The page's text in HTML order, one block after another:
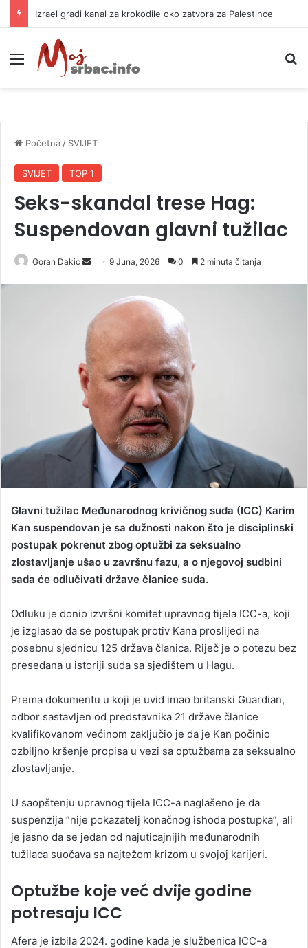
Izrael gradi kanal za krokodile oko zatvora za Palestince
Meni
Početna / SVIJET
SVIJET TOP 1
Seks-skandal trese Hag:
Suspendovan glavni tužilac
Goran Dakic
a
e
m
l
9 Juna, 2026 0 2 minuta čitanja
Glavni tužilac Međunarodnog krivičnog suda (ICC) Karim
Kan suspendovan je sa dužnosti nakon što je disciplinski
postupak pokrenut zbog optužbi za seksualno
zlostavljanje ušao u završnu fazu, a o njegovoj sudbini
sada će odlučivati države članice suda.
Odluku je donio izvršni komitet upravnog tijela ICC-a, koji
je izglasao da se postupak protiv Kana proslijedi na
posebnu sjednicu 125 država članica. Riječ je o potezu bez
presedana u istoriji suda sa sjedištem u Hagu.
Prema dokumentu u koji je uvid imao britanski Guardian,
odbor sastavljen od predstavnika 21 države članice
kvalifikovanom većinom zaključio je da je Kan počinio
ozbiljno kršenje propisa u vezi sa optužbama za seksualno
zlostavljanje.
U saopštenju upravnog tijela ICC-a naglašeno je da
suspenzija ”nije pokazatelj konačnog ishoda postupka”, ali
je jasno da se jedan od najuticajnijih međunarodnih
tužilaca suočava sa najtežom krizom u svojoj karijeri.
Optužbe koje već dvije godine
potresaju ICC
Afera je izbila 2024. godine kada je službenica ICC-a